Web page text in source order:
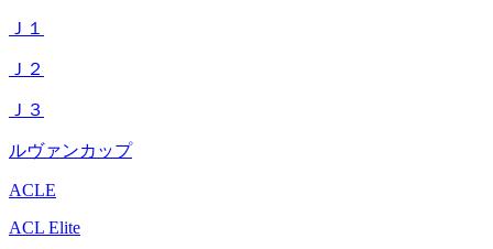
Ｊ１
Ｊ２
Ｊ３
ルヴァンカップ
ACLE
ACL Elite